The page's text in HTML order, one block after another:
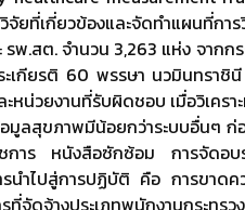
จัยที่เกี่ยวข้องและจัดทำแผนที่
.สต. จำนวน 3,263 แห่ง จากก
กียรติ 60 พรรษา นวมินทราชินี
น่วยงานที่รับผิดชอบ เมื่อวิเคร
มูลสุขภาพมีน้อยกว่าระบบอื่นๆ ก่
าร หนังสือซักซ้อม การจัดอบร
ำไปสู่การปฏิบัติ คือ การขาดค
ที่จัดจ้างประเภทพนักงานกระท